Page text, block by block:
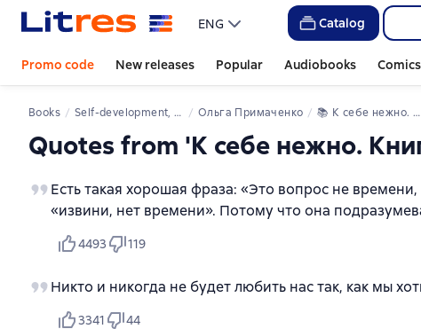
ENG Catalog
Promo code New releases Popular Audiobooks
Books Self-development, personal growth Ольга Примаченко 📚 К себе нежно. Книга о том, как ценить и беречь себя
Quotes from 'К себе нежно.
Есть такая хорошая фраза: «Это вопрос не
«извини, нет времени». Потому что она
4493 119
Никто и никогда не будет любить нас так, как мы
3341 44